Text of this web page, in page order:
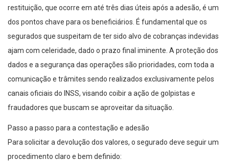
restituição, que ocorre em até três dias úteis após a adesão, é um
dos pontos chave para os beneficiários. É fundamental que os
segurados que suspeitam de ter sido alvo de cobranças indevidas
ajam com celeridade, dado o prazo final iminente. A proteção dos
dados e a segurança das operações são prioridades, com toda a
comunicação e trâmites sendo realizados exclusivamente pelos
canais oficiais do INSS, visando coibir a ação de golpistas e
fraudadores que buscam se aproveitar da situação.
Passo a passo para a contestação e adesão
Para solicitar a devolução dos valores, o segurado deve seguir um
procedimento claro e bem definido: